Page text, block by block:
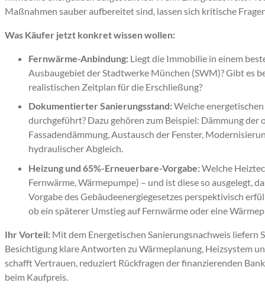
Maßnahmen sauber aufbereitet sind, lassen sich kritische
Was Käufer jetzt konkret wissen wollen:
Fernwärme-Anbindung: Liegt die Immobilie in einem
Ausbaugebiet der Stadtwerke München (SWM)? Gibt es
realistischen Zeitplan für die Erschließung?
Dokumentierter Sanierungsstand:Welche
durchgeführt? Dazu gehören zum Beispiel: Dämmung der
Fassadendämmung, Austausch der Fenster,
hydraulischer Abgleich.
Heizung und 65%-Erneuerbare-Vorgabe:Welche
Fernwärme, Wärmepumpe) – und ist diese so ausgelegt,
Vorgabe des Gebäudeenergiegesetzes perspektivisch
ob ein späterer Umstieg auf Fernwärme oder eine
Ihr Vorteil: Mit dem Energetischen Sanierungsnachweis liefern
Besichtigung klare Antworten zu Wärmeplanung, Heizsystem
schafft Vertrauen, reduziert Rückfragen der finanzierenden
beim Kaufpreis.